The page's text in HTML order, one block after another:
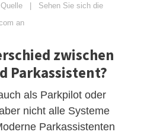
| Sehen Sie sich die
an
zwischen
Parkassistent?
als Parkpilot oder
nicht alle Systeme
Parkassistenten